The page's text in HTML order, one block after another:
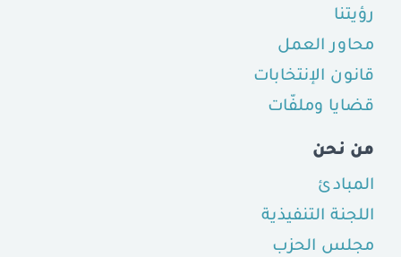
رؤيتنا
محاور العمل
قانون الإنتخابات
قضايا وملفّات
من نحن
المبادئ
اللجنة التنفيذية
مجلس الحزب